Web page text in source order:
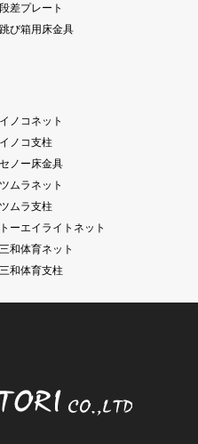
段差プレート
跳び箱用床金具
イノコネット
イノコ支柱
セノー床金具
ツムラネット
ツムラ支柱
トーエイライトネット
三和体育ネット
三和体育支柱